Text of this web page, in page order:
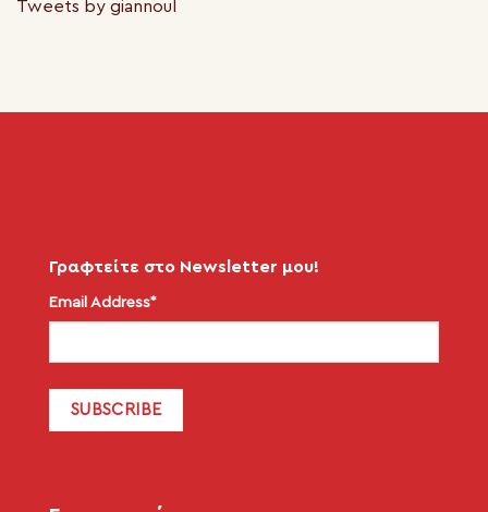
Tweets by giannoul
Γραφτείτε στο Newsletter μου!
Email Address*